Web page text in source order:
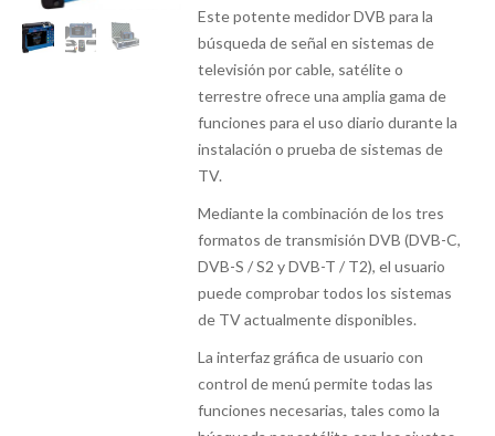
Este potente medidor DVB para la
búsqueda de señal en sistemas de
televisión por cable, satélite o
terrestre ofrece una amplia gama de
funciones para el uso diario durante la
instalación o prueba de sistemas de
TV.
Mediante la combinación de los tres
formatos de transmisión DVB (DVB-C,
DVB-S / S2 y DVB-T / T2), el usuario
puede comprobar todos los sistemas
de TV actualmente disponibles.
La interfaz gráfica de usuario con
control de menú permite todas las
funciones necesarias, tales como la